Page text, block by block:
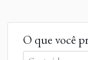
O que você